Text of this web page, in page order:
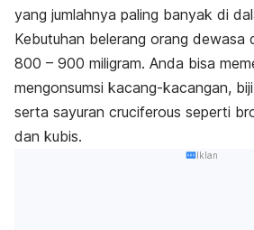
yang jumlahnya paling banyak di
Kebutuhan belerang orang dewasa
800 – 900 miligram. Anda bisa
mengonsumsi kacang-kacangan,
serta sayuran cruciferous seperti
dan kubis.
Iklan